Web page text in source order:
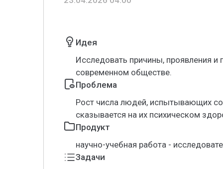
Идея
Исследовать причины, проявления и
современном обществе.
Проблема
Рост числа людей, испытывающих
сказывается на их психическом
Продукт
научно-учебная работа -
Задачи